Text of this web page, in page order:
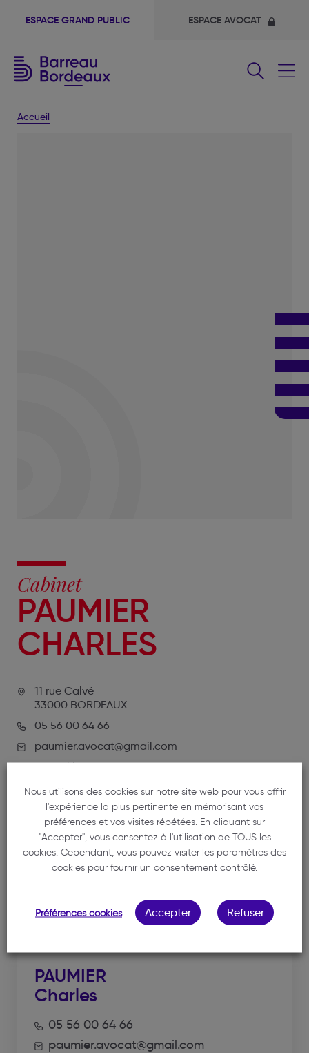
ESPACE GRAND PUBLIC ESPACE AVOCAT
Accueil
Cabinet
PAUMIER
CHARLES
11 rue Calvé
33000 BORDEAUX
05 56 00 64 66
paumier.avocat@gmail.com
https://avocat-paumier.fr
NOTRE MEMBRE
PAUMIER
Charles
05 56 00 64 66
paumier.avocat@gmail.com
Nous utilisons des cookies sur notre site web pour vous offrir
l'expérience la plus pertinente en mémorisant vos
préférences et vos visites répétées. En cliquant sur
"Accepter", vous consentez à l'utilisation de TOUS les
cookies. Cependant, vous pouvez visiter les paramètres des
cookies pour fournir un consentement contrôlé.
Préférences cookies Accepter Refuser